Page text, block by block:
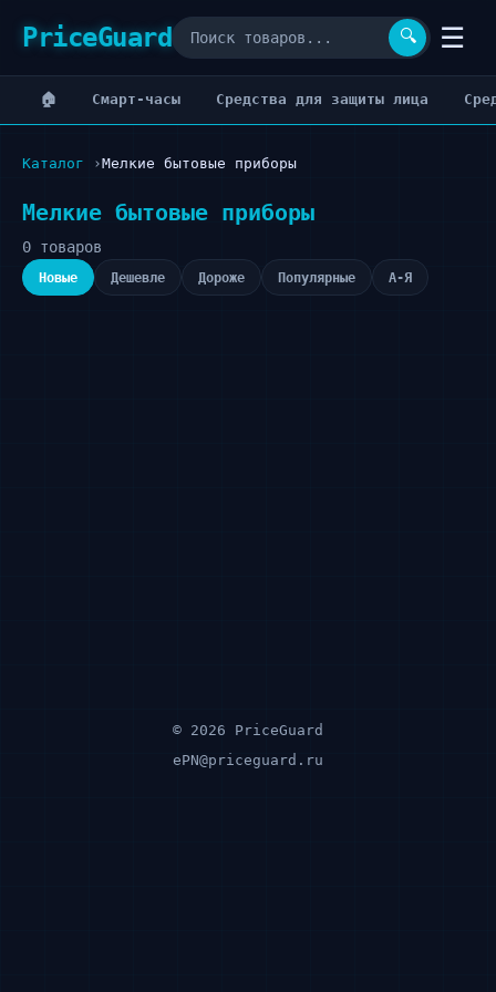
PriceGuard 🔍 ☰
🏠 Cмарт-часы Cредства для защиты лица
Каталог Мелкие бытовые приборы
Мелкие бытовые приборы
0 товаров
Новые Дешевле Дороже Популярные А-Я
© 2026 PriceGuard
ePN@priceguard.ru